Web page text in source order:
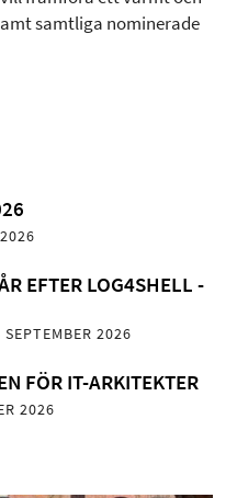
samtliga nominerade
EFTER LOG4SHELL -
SEPTEMBER 2026
FÖR IT-ARKITEKTER
2026